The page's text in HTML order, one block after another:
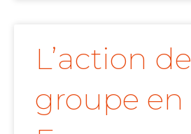
L’action de
groupe en